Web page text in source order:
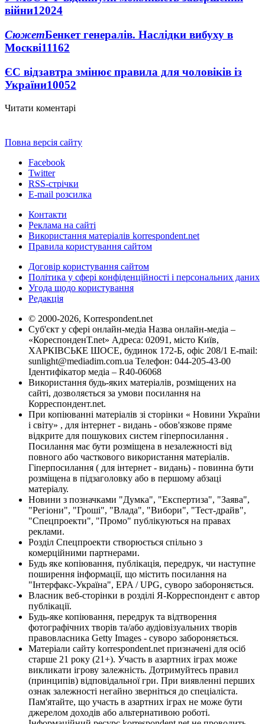
війни12024
СюжетБенкет генералів. Наслідки вибуху в
Москві11162
ЄС відзавтра змінює правила для чоловіків із
України10052
Читати коментарі
Повна версія сайту
Facebook
Twitter
RSS-стрічки
E-mail розсилка
Контакти
Реклама на сайті
Використання матеріалів korrespondent.net
Правила користування сайтом
Договір користування сайтом
Політика у сфері конфіденційності і персональних даних
Угода щодо користування
Редакція
© 2000-2026, Korrespondent.net
Суб'єкт у сфері онлайн-медіа Назва онлайн-медіа –
«КореспонденТ.net» Адреса: 02091, місто Київ,
ХАРКІВСЬКЕ ШОСЕ, будинок 172-Б, офіс 208/1 E-mail:
sunlight@mediadim.com.ua Телефон: 044-205-43-00
Ідентифікатор медіа – R40-06068
Використання будь-яких матеріалів, розміщених на
сайті, дозволяється за умови посилання на
Корреспондент.net.
При копіюванні матеріалів зі сторінки « Новини України
і світу» , для інтернет - видань - обов'язкове пряме
відкрите для пошукових систем гіперпосилання .
Посилання має бути розміщена в незалежності від
повного або часткового використання матеріалів.
Гіперпосилання ( для інтернет - видань) - повинна бути
розміщена в підзаголовку або в першому абзаці
матеріалу.
Новини з позначками "Думка", "Експертиза", "Заява",
"Регіони", "Гроші", "Влада", "Вибори", "Тест-драйв",
"Спецпроекти", "Промо" публікуються на правах
реклами.
Розділ Спецпроекти створюється спільно з
комерційними партнерами.
Будь яке копіювання, публікація, передрук, чи наступне
поширення інформації, що містить посилання на
"Інтерфакс-Україна", EPA / UPG, суворо забороняється.
Власник веб-сторінки в розділі Я-Корреспондент є автор
публікації.
Будь-яке копіювання, передрук та відтворення
фотографічних творів та/або аудіовізуальних творів
правовласника Getty Images - суворо забороняється.
Матеріали сайту korrespondent.net призначені для осіб
старше 21 року (21+). Участь в азартних іграх може
викликати ігрову залежність. Дотримуйтесь правил
(принципів) відповідальної гри. При виявленні перших
ознак залежності негайно зверніться до спеціаліста.
Пам'ятайте, що участь в азартних іграх не може бути
джерелом доходів або альтернативою роботі.